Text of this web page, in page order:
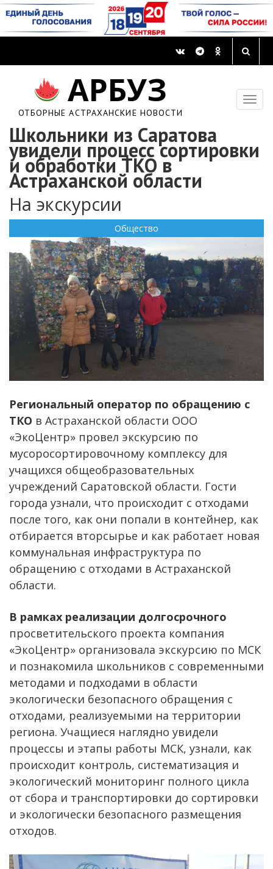
АРБУЗ
ОТБОРНЫЕ АСТРАХАНСКИЕ НОВОСТИ
Школьники из Саратова
увидели процесс сортировки
и обработки ТКО в
Астраханской области
На экскурсии
Общество
Региональный оператор по обращению с
ТКО в Астраханской области ООО
«ЭкоЦентр» провел экскурсию по
мусоросортировочному комплексу для
учащихся общеобразовательных
учреждений Саратовской области. Гости
города узнали, что происходит с отходами
после того, как они попали в контейнер, как
отбирается вторсырье и как работает новая
коммунальная инфраструктура по
обращению с отходами в Астраханской
области.
В рамках реализации долгосрочного
просветительского проекта компания
«ЭкоЦентр» организовала экскурсию по МСК
и познакомила школьников с современными
методами и подходами в области
экологически безопасного обращения с
отходами, реализуемыми на территории
региона. Учащиеся наглядно увидели
процессы и этапы работы МСК, узнали, как
происходит контроль, систематизация и
экологический мониторинг полного цикла
от сбора и транспортировки до сортировки
и экологически безопасного размещения
отходов.